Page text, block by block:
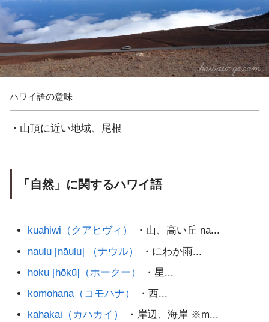
ハワイ語の意味
・山頂に近い地域、尾根
「自然」に関するハワイ語
kuahiwi（クアヒヴィ）
・山、高い丘 na...
naulu [nāulu] （ナウル）
・にわか雨...
hoku [hōkū]（ホークー）
・星...
komohana（コモハナ）
・西...
kahakai（カハカイ）
・岸辺、海岸 ※m...